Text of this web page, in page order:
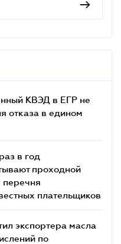
КВЭД в ЕГР не
отказа в едином
в год
проходной
перечня
плательщиков
экспортера масла
по